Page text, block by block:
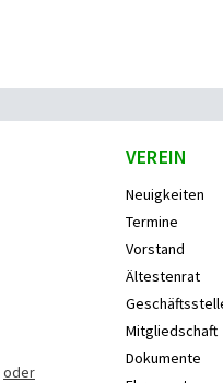
oder
VEREIN
Neuigkeiten
Termine
Vorstand
Ältestenrat
Mitgliedschaft
Dokumente